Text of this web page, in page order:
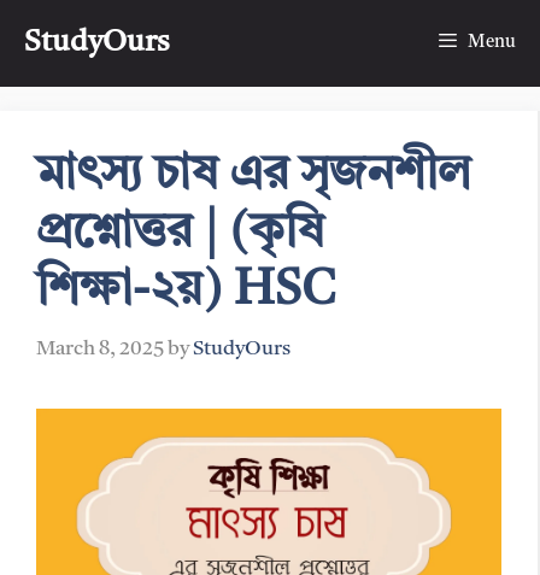
StudyOurs Menu
মাৎস্য চাষ এর সৃজনশীল
প্রশ্নোত্তর | (কৃষি
শিক্ষা-২য়) HSC
March 8, 2025 byStudyOurs